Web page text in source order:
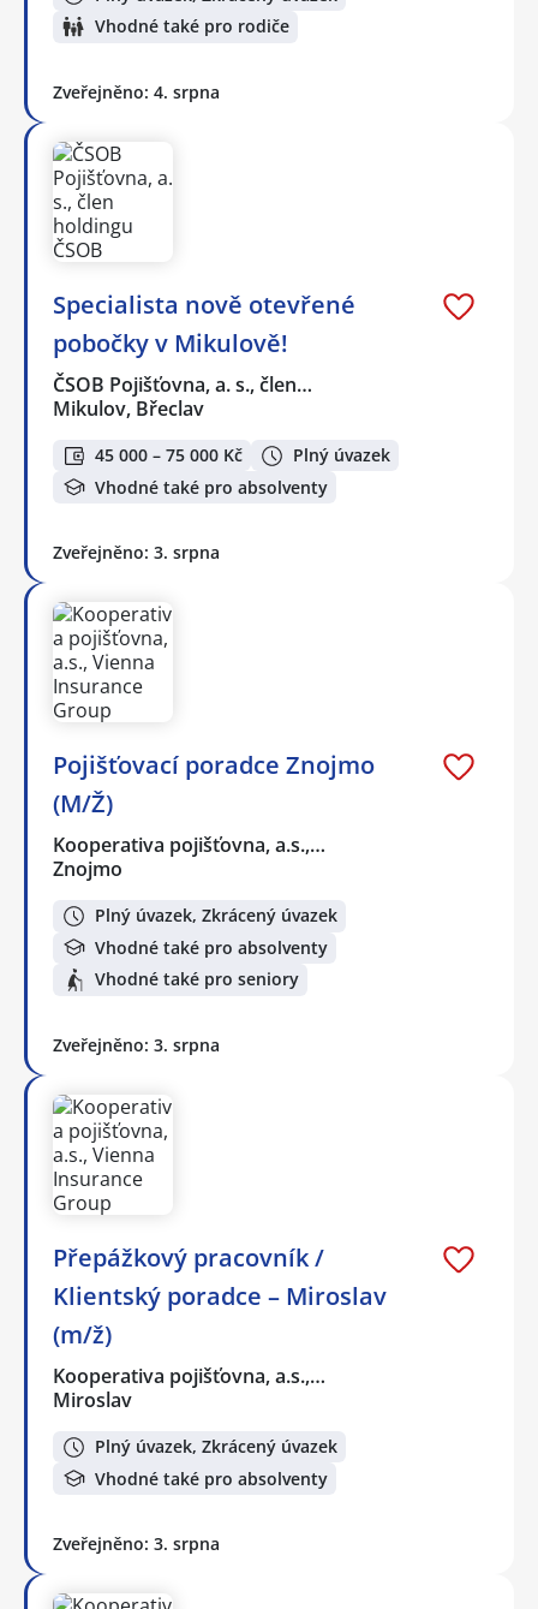
Vhodné také pro rodiče
Zveřejněno: 4. srpna
Specialista nově otevřené
pobočky v Mikulově!
ČSOB Pojišťovna, a. s., člen…
Mikulov, Břeclav
45 000 – 75 000 Kč
Plný úvazek
Vhodné také pro absolventy
Zveřejněno: 3. srpna
Pojišťovací poradce Znojmo
(M/Ž)
Kooperativa pojišťovna, a.s.,…
Znojmo
Plný úvazek, Zkrácený úvazek
Vhodné také pro absolventy
Vhodné také pro seniory
Zveřejněno: 3. srpna
Přepážkový pracovník /
Klientský poradce – Miroslav
(m/ž)
Kooperativa pojišťovna, a.s.,…
Miroslav
Plný úvazek, Zkrácený úvazek
Vhodné také pro absolventy
Zveřejněno: 3. srpna